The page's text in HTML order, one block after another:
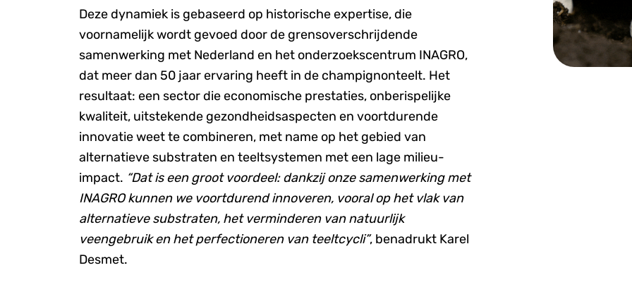
Deze dynamiek is gebaseerd op historische expertise, die
voornamelijk wordt gevoed door de grensoverschrijdende
samenwerking met Nederland en het onderzoekscentrum INAGRO,
dat meer dan 50 jaar ervaring heeft in de champignonteelt. Het
resultaat: een sector die economische prestaties, onberispelijke
kwaliteit, uitstekende gezondheidsaspecten en voortdurende
innovatie weet te combineren, met name op het gebied van
alternatieve substraten en teeltsystemen met een lage milieu-
impact. “Dat is een groot voordeel: dankzij onze samenwerking met
INAGRO kunnen we voortdurend innoveren, vooral op het vlak van
alternatieve substraten, het verminderen van natuurlijk
veengebruik en het perfectioneren van teeltcycli”, benadrukt Karel
Desmet.